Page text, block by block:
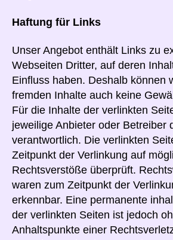
Haftung für Links
Unser Angebot enthält Links zu
Webseiten Dritter, auf deren
Einfluss haben. Deshalb können
fremden Inhalte auch keine
Für die Inhalte der verlinkten
jeweilige Anbieter oder Betreiber
verantwortlich. Die verlinkten
Zeitpunkt der Verlinkung auf
Rechtsverstöße überprüft.
waren zum Zeitpunkt der
erkennbar. Eine permanente
der verlinkten Seiten ist jedoch
Anhaltspunkte einer